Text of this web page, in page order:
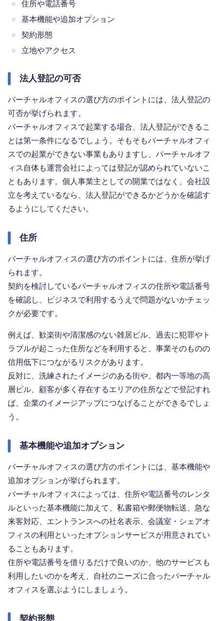
住所や電話番号
基本機能や追加オプション
契約形態
立地やアクセス
法人登記の可否
バーチャルオフィスの選び方のポイントには、法人登記の
可否が挙げられます。
バーチャルオフィスで起業する場合、法人登記ができるこ
とは第一条件になるでしょう。そもそもバーチャルオフィ
スでの起業ができない事業もありますし、バーチャルオフ
ィス自体も運営会社によっては登記が認められていないこ
ともあります。個人事業主としての開業ではなく、会社設
立を考えているなら、法人登記ができるかどうかを確認す
るようにしてください。
住所
バーチャルオフィスの選び方のポイントには、住所が挙げ
られます。
契約を検討しているバーチャルオフィスの住所や電話番号
を確認し、ビジネスで利用するうえで問題がないかチェッ
クが必要です。
例えば、歓楽街や清潔感のない雑居ビル、過去に犯罪やト
ラブルが起こった住所などを利用すると、事業そのものの
信用低下につながるリスクがあります。
反対に、洗練されたイメージのある街や、都内一等地の高
層ビル、顧客が多く存在するエリアの住所などで登記すれ
ば、企業のイメージアップにつなげることができるでしょ
う。
基本機能や追加オプション
バーチャルオフィスの選び方のポイントには、基本機能や
追加オプションが挙げられます。
バーチャルオフィスによっては、住所や電話番号のレンタ
ルといった基本機能に加えて、私書箱や郵便物転送、急な
来客対応、エントランスへの社名表示、会議室・シェアオ
フィスの利用といったオプションサービスが用意されてい
ることもあります。
住所や電話番号を借りるだけで良いのか、他のサービスも
利用したいのかを考え、自社のニーズに合ったバーチャル
オフィスを選ぶようにしましょう。
契約形態